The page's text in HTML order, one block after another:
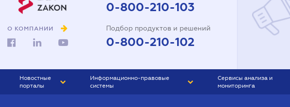
О КОМПАНИИ
0-800-210-103
Подбор продуктов и решений
0-800-210-102
Новостные
порталы
Информационно-правовые
системы
Сервисы анализа и
мониторинга